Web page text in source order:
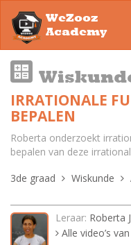
WeZooz
Academy
IRRATIONALE
BEPALEN
Roberta onderzoekt
bepalen van deze
3de graad
Wiskunde
Leraar: Roberta
Alle video’s van